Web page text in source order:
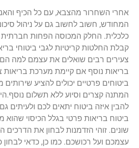
אחרי השחרור מהצבא, עם כל הכיף
המחודש, חשוב לחשוב גם על ניהול
כלכלית. החלק המכוסה הפחות חברתית
קבלת החלטות קריטיות לגבי ביטוחי
צעירים רבים שואלים את עצמם למה הם
בריאות נוסף אם קיימת מערכת בריאות
ביטוחים פרטיים יכולים להציע שירותים
המתנה קצרים וסיוע ללא תשלום
להבין איזה ביטוח יתאים לכם ולעיתים
ביטוח בריאות פרטי בגלל הכיסוי שהוא
שונים. זוהי הזדמנות לבחון את הדרכים
עצמכם ועל רכושכם. כמו כן, כדאי לבחון